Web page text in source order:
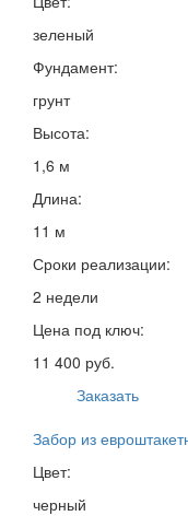
зеленый
Фундамент:
грунт
Высота:
1,6 м
Длина:
11 м
Сроки реализации:
2 недели
Цена под ключ:
11 400 руб.
Заказать
Забор из
Цвет:
черный